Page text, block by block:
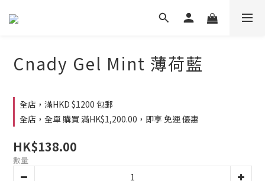
Cnady Gel Mint 薄荷藍
全店，滿HKD $1200 包郵
全店，全單 購買 滿HK$1,200.00，即享 免運 優惠
HK$138.00
數量